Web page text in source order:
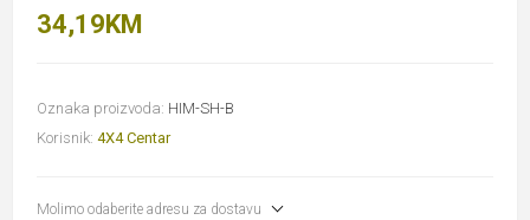
34,19KM
Oznaka proizvoda: HIM-SH-B
Korisnik: 4X4 Centar
Molimo odaberite adresu za dostavu